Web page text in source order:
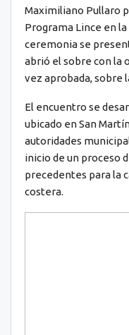
Maximiliano Pullaro
Programa Lince en la
ceremonia se
abrió el sobre con la
vez aprobada, sobre
El encuentro se
ubicado en San
autoridades
inicio de un proceso
precedentes para la
costera.